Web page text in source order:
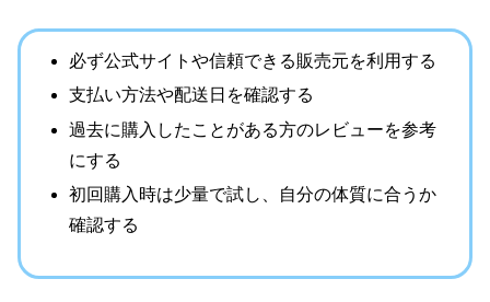
必ず公式サイトや信頼できる販売元を利用する
支払い方法や配送日を確認する
過去に購入したことがある方のレビューを参考
にする
初回購入時は少量で試し、自分の体質に合うか
確認する